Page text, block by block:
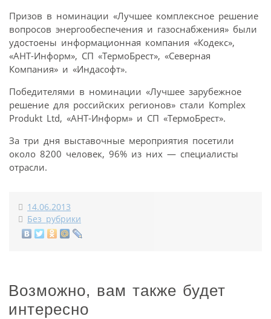
Призов в номинации «Лучшее комплексное решение
вопросов энергообеспечения и газоснабжения» были
удостоены информационная компания «Кодекс»,
«АНТ-Информ», СП «ТермоБрест», «Северная
Компания» и «Индасофт».
Победителями в номинации «Лучшее зарубежное
решение для российских регионов» стали Komplex
Produkt Ltd, «АНТ-Информ» и СП «ТермоБрест».
За три дня выставочные мероприятия посетили
около 8200 человек, 96% из них — специалисты
отрасли.
14.06.2013
Без рубрики
Возможно, вам также будет
интересно